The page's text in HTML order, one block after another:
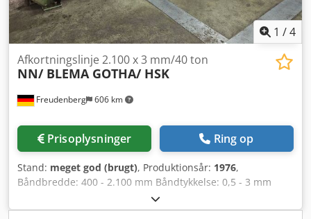
1 /4
Freudenberg 606 km
Afkortningslinje 2.100 x 3 mm/40 ton
NN/ BLEMA GOTHA/ HSK
Prisoplysninger Ring op
Stand: meget god (brugt), Produktionsår: 1976,
Båndbredde: 400 - 2.100 mm Båndtykkelse: 0,5 - 3 mm
Djdpfjqw Aacox Akwjck Coilvægt: 40 t Coil indvendig
diameter (ID): 508/610 mm